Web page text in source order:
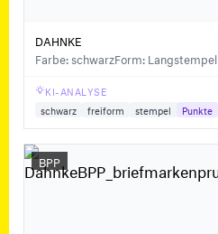
DAHNKE
Farbe: schwarzForm: Langstempel
KI-ANALYSE
schwarz
freiform stempel Punkte
BPP